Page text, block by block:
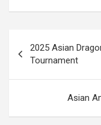
稿
ナ
ゲ
2025 Asian
Tournament
Asian